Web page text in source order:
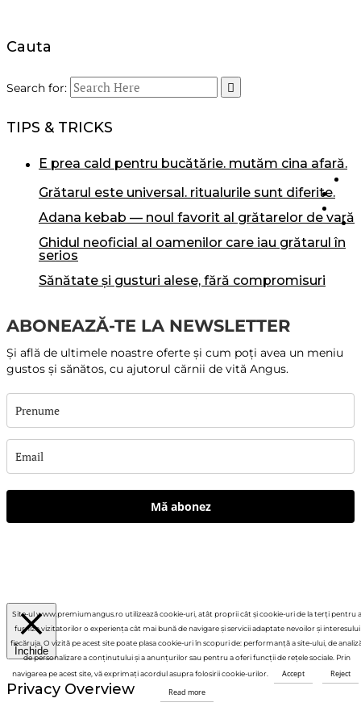
Cauta
Search for:
TIPS & TRICKS
e prea cald pentru bucătărie. mutăm cina afară.
grătarul este universal. ritualurile sunt diferite.
adana kebab — noul favorit al grătarelor de vară
ghidul neoficial al oamenilor care iau grătarul în
serios
sănătate și gusturi alese, fără compromisuri
ABONEAZĂ-TE LA NEWSLETTER
Și află de ultimele noastre oferte și cum poți avea un meniu
gustos și sănătos, cu ajutorul cărnii de vită Angus.
Mă abonez
Site-ul www.premiumangus.ro utilizează cookie-uri, atât proprii cât și cookie-uri de la terți pentru a
furniza vizitatorilor o experiența cât mai bună de navigare și servicii adaptate nevoilor și interesului
fiecăruia. O vizită pe acest site poate plasa cookie-uri în scopuri de: performanță a site-ului, de
de personalizare a conținutului și a anunțurilor sau pentru a oferi funcții de rețele sociale. Prin
navigarea pe acest site, vă exprimați acordul asupra folosirii cookie-urilor.
Accept
Reject
Read more
Închide
Privacy Overview